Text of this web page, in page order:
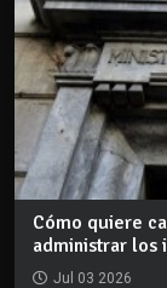
Cómo quiere
administrar los
Jul 03 2026